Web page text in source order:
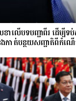
ាលើបទបញ្ជាពីរ ដើម្បីទ
ាត់បន្ថយសញ្ជាតិពីកំណ